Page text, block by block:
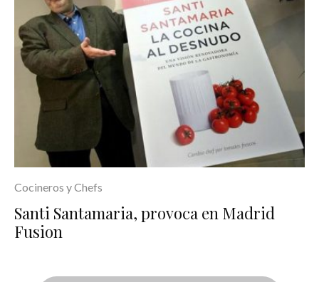
Cocineros y Chefs
Santi Santamaria, provoca en Madrid
Fusion